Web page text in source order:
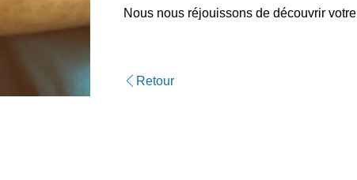
Nous nous réjouissons de découvrir
Retour